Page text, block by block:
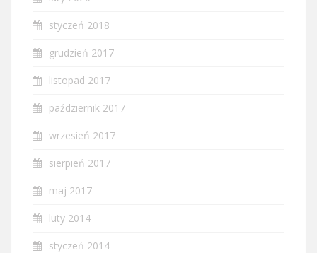
styczeń 2018
grudzień 2017
listopad 2017
październik 2017
wrzesień 2017
sierpień 2017
maj 2017
luty 2014
styczeń 2014